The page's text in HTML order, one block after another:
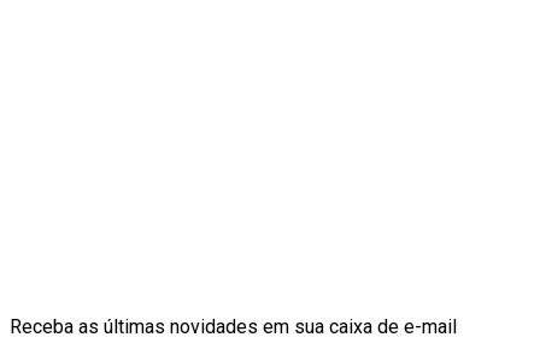
Receba as últimas novidades em sua caixa de e-mail